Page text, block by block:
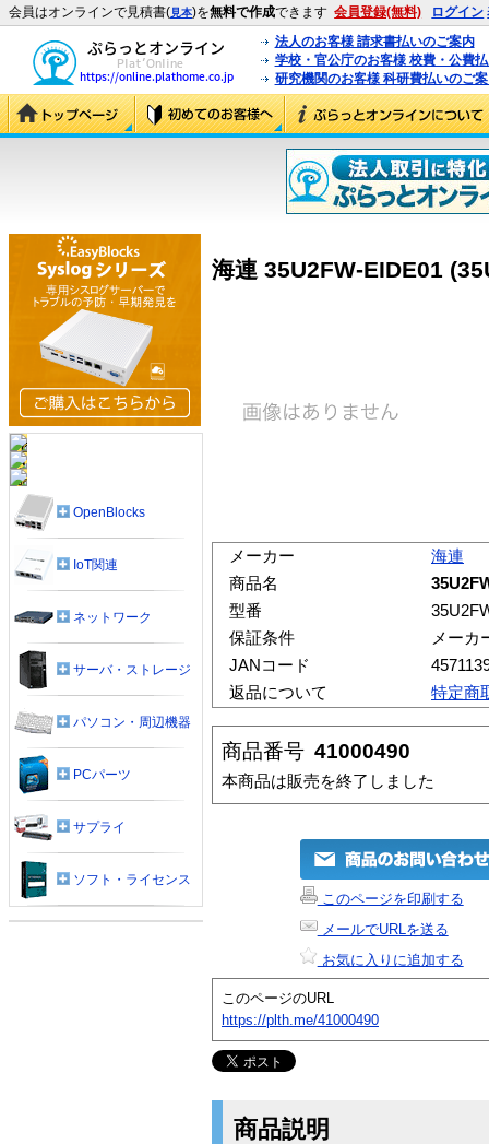
会員はオンラインで見積書(見本)を無料で作成できます 会員登録(無料) ログイン
法人のお客様 請求書払いのご案内
学校・官公庁のお客様 校費・公費
研究機関のお客様 科研費払いのご
海連 35U2FW-EIDE01
メーカー
海連
商品名
型番
保証条件
メーカ
JANコード
返品について
特定商
商品番号 41000490
本商品は販売を終了しました
このページを印刷する
メールでURLを送る
お気に入りに追加する
このページのURL
https://plth.me/41000490
商品説明
OpenBlocks
IoT関連
ネットワーク
サーバ・ストレージ
パソコン・周辺機器
PCパーツ
サプライ
ソフト・ライセンス